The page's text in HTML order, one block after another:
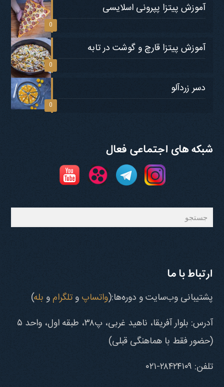
0
آموزش پیتزا پپرونی اسلایسی
0
آموزش پیتزا قارچ و گوشت در تابه
0
دسر زردآلو
شبکه های اجتماعی فعال
جستجو
ارتباط با ما
پشتیبانی وب‌سایت و دوره‌ها:(واتساپ وتلگرام و بله)
آدرس: بلوار آفریقا، ناهید غربی، پ۳۸، طبقه اول، واحد ۵
(حضور فقط با هماهنگی قبلی)
تلفن: ۲۸۴۲۴۱۰۹-۰۲۱